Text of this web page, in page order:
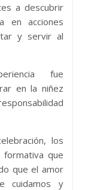
a descubrir
en acciones
y servir al
fue
en la niñez
los
formativa que
que el amor
cuidamos y